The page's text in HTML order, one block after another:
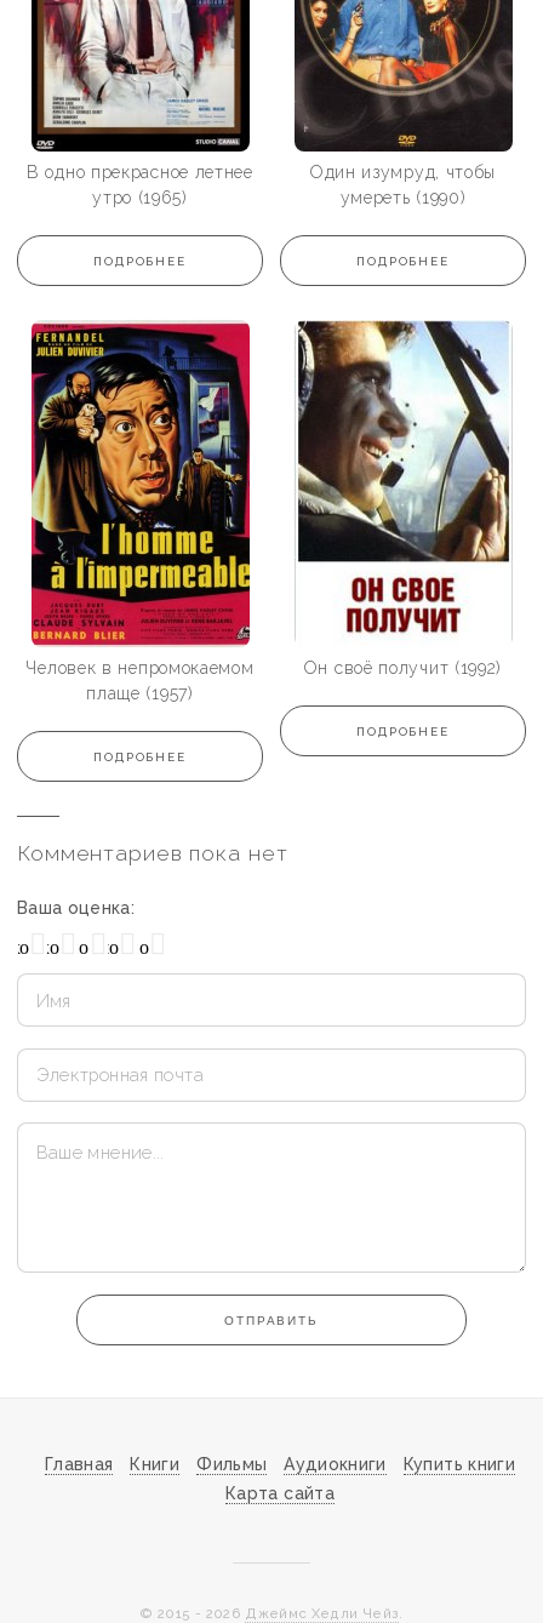
В одно прекрасное летнее
утро (1965)
ПОДРОБНЕЕ
Один изумруд, чтобы
умереть (1990)
ПОДРОБНЕЕ
Человек в непромокаемом
плаще (1957)
ПОДРОБНЕЕ
Он своё получит (1992)
ПОДРОБНЕЕ
Комментариев пока нет
Ваша оценка:
Отлично
Хорошо
Плохо
ОТПРАВИТЬ
Главная Книги Фильмы Аудиокниги
Купить книги
Карта сайта
© 2015 - 2026 Джеймс Хедли Чейз